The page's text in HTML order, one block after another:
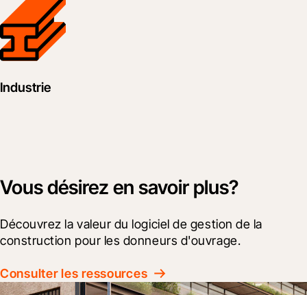
Industrie
Vous désirez en savoir plus?
Découvrez la valeur du logiciel de gestion de la
construction pour les donneurs d'ouvrage.
Consulter les ressources